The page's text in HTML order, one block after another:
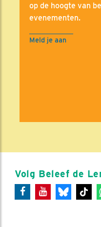
op de hoogte van
evenementen.
Meld je aan
Volg Beleef de